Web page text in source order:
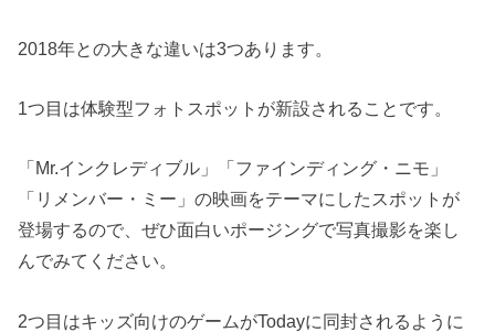
2018年との大きな違いは3つあります。
1つ目は体験型フォトスポットが新設されることです。
「Mr.インクレディブル」「ファインディング・ニモ」
「リメンバー・ミー」の映画をテーマにしたスポットが
登場するので、ぜひ面白いポージングで写真撮影を楽し
んでみてください。
2つ目はキッズ向けのゲームがTodayに同封されるように